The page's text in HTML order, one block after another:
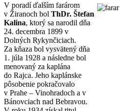
V poradí ďalším farárom
v Žiranoch bol ThDr. Štefan
Kalina, ktorý sa narodil dňa
24. decembra 1899 v
Dolných Rykynčiciach.
Za kňaza bol vysvätený dňa
1. júla 1928 a následne bol
menovaný za kaplána
do Rajca. Jeho kaplánske
pôsobenie pokračovalo
v Prahe – Vinohradoch a v
Bánovciach nad Bebravou.